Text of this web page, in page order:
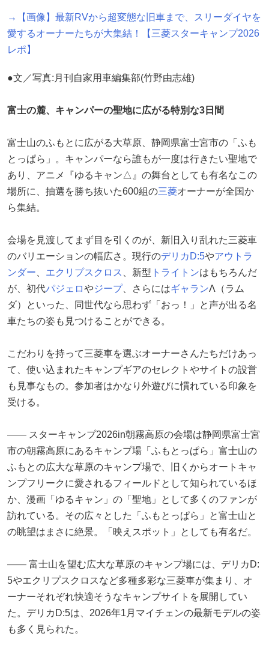
→【画像】最新RVから超変態な旧車まで、スリーダイヤを
愛するオーナーたちが大集結！【三菱スターキャンプ2026
レポ】
●文／写真:月刊自家用車編集部(竹野由志雄)
富士の麓、キャンパーの聖地に広がる特別な3日間
富士山のふもとに広がる大草原、静岡県富士宮市の「ふも
とっぱら」。キャンパーなら誰もが一度は行きたい聖地で
あり、アニメ『ゆるキャン△』の舞台としても有名なこの
場所に、抽選を勝ち抜いた600組の三菱オーナーが全国か
ら集結。
会場を見渡してまず目を引くのが、新旧入り乱れた三菱車
のバリエーションの幅広さ。現行のデリカD:5やアウトラ
ンダー
エクリプスクロス 、新型 トライトンはもちろんだ
が、初代パジェロやジープ、さらにはギャランΛ（ラム
ダ）といった、同世代なら思わず「おっ！」と声が出る名
車たちの姿も見つけることができる。
こだわりを持って三菱車を選ぶオーナーさんたちだけあっ
て、使い込まれたキャンプギアのセレクトやサイトの設営
も見事なもの。参加者はかなり外遊びに慣れている印象を
受ける。
―― スターキャンプ2026in朝霧高原の会場は静岡県富士宮
市の朝霧高原にあるキャンプ場「ふもとっぱら」富士山の
ふもとの広大な草原のキャンプ場で、旧くからオートキャ
ンプフリークに愛されるフィールドとして知られているほ
か、漫画「ゆるキャン」の「聖地」として多くのファンが
訪れている。その広々とした「ふもとっぱら」と富士山と
の眺望はまさに絶景。「映えスポット」としても有名だ。
―― 富士山を望む広大な草原のキャンプ場には、デリカD:
5やエクリプスクロスなど多種多彩な三菱車が集まり、オ
ーナーそれぞれ快適そうなキャンプサイトを展開してい
た。デリカD:5は、2026年1月マイチェンの最新モデルの姿
も多く見られた。